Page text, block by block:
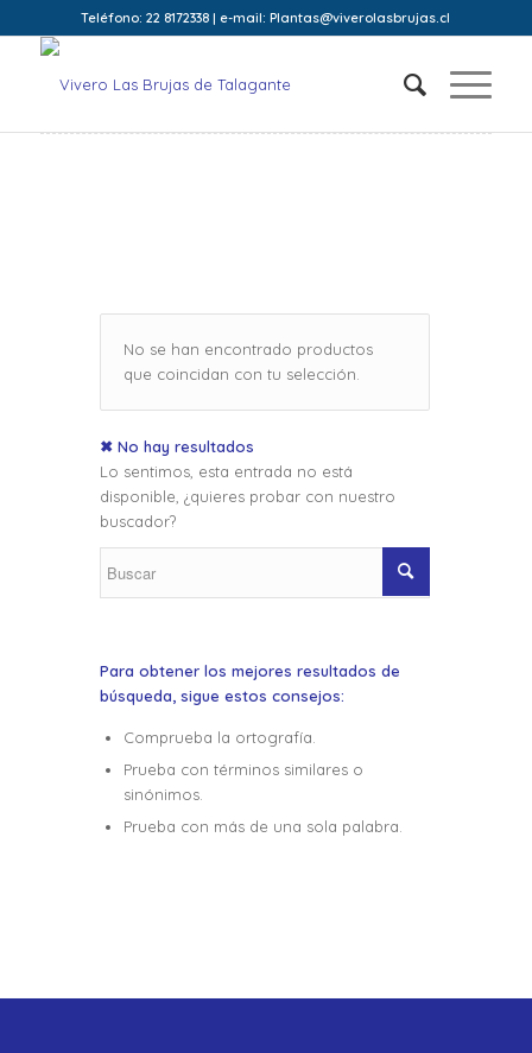
Teléfono: 22 8172338 | e-mail: Plantas@viverolasbrujas.cl
No se han encontrado productos
que coincidan con tu selección.
✖ No hay resultados
Lo sentimos, esta entrada no está
disponible, ¿quieres probar con nuestro
buscador?
Para obtener los mejores resultados de
búsqueda, sigue estos consejos:
Comprueba la ortografía.
Prueba con términos similares o
sinónimos.
Prueba con más de una sola palabra.